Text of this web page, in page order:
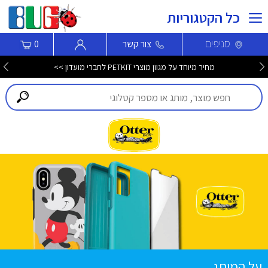
כל הקטגוריות
סניפים צור קשר 0
מחיר מיוחד על מגוון מוצרי PETKIT לחברי מועדון >>